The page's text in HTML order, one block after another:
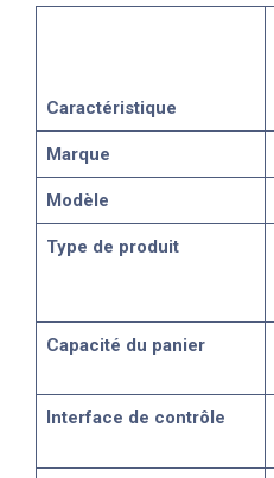
Caractéristique
Marque
Modèle
Type de produit
Capacité du panier
Interface de contrôle